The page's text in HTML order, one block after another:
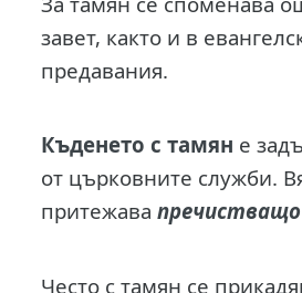
завет, както и в
предавания.
Къденето с тамян е
от църковните служби.
притежава
Често с тамян се